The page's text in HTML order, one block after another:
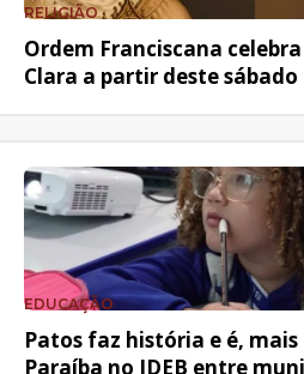
RELIGIÃO
Ordem Franciscana
Clara a partir deste sábado
EDUCAÇÃO
Patos faz história e é, mais
Paraíba no IDEB entre